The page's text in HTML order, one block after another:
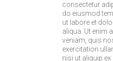
consectetur
do eiusmod
ut labore et
aliqua. Ut enim
veniam, quis
exercitation
nisi ut aliquip